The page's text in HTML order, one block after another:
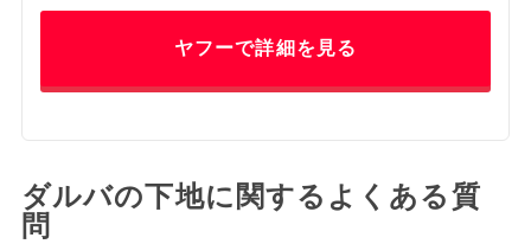
ヤフーで詳細を見る
ダルバの下地に関するよくある質
問